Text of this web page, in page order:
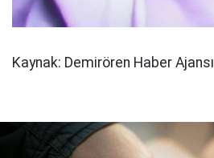
Kaynak: Demirören Haber Ajansı